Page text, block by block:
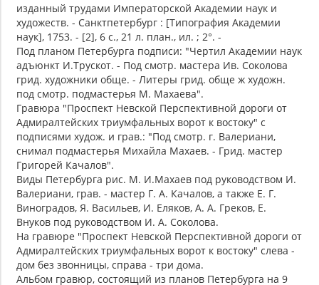
изданный трудами Императорской Академии наук и
художеств. - Санктпетербург : [Типография Академии
наук], 1753. - [2], 6 с., 21 л. план., ил. ; 2°. -
Под планом Петербурга подписи: "Чертил Академии наук
адъюнкт И.Трускот. - Под смотр. мастера Ив. Соколова
грид. художники обще. - Литеры грид. обще ж художн.
под смотр. подмастерья М. Махаева".
Гравюра "Проспект Невской Перспективной дороги от
Адмиралтейских триумфальных ворот к востоку" с
подписями худож. и грав.: "Под смотр. г. Валериани,
снимал подмастерья Михайла Махаев. - Грид. мастер
Григорей Качалов".
Виды Петербурга рис. М. И.Махаев под руководством И.
Валериани, грав. - мастер Г. А. Качалов, а также Е. Г.
Виноградов, Я. Васильев, И. Еляков, А. А. Греков, Е.
Внуков под руководством И. А. Соколова.
На гравюре "Проспект Невской Перспективной дороги от
Адмиралтейских триумфальных ворот к востоку" слева -
дом без звонницы, справа - три дома.
Альбом гравюр, состоящий из планов Петербурга на 9